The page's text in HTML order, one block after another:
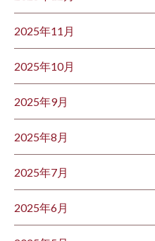
2025年11月
2025年10月
2025年9月
2025年8月
2025年7月
2025年6月